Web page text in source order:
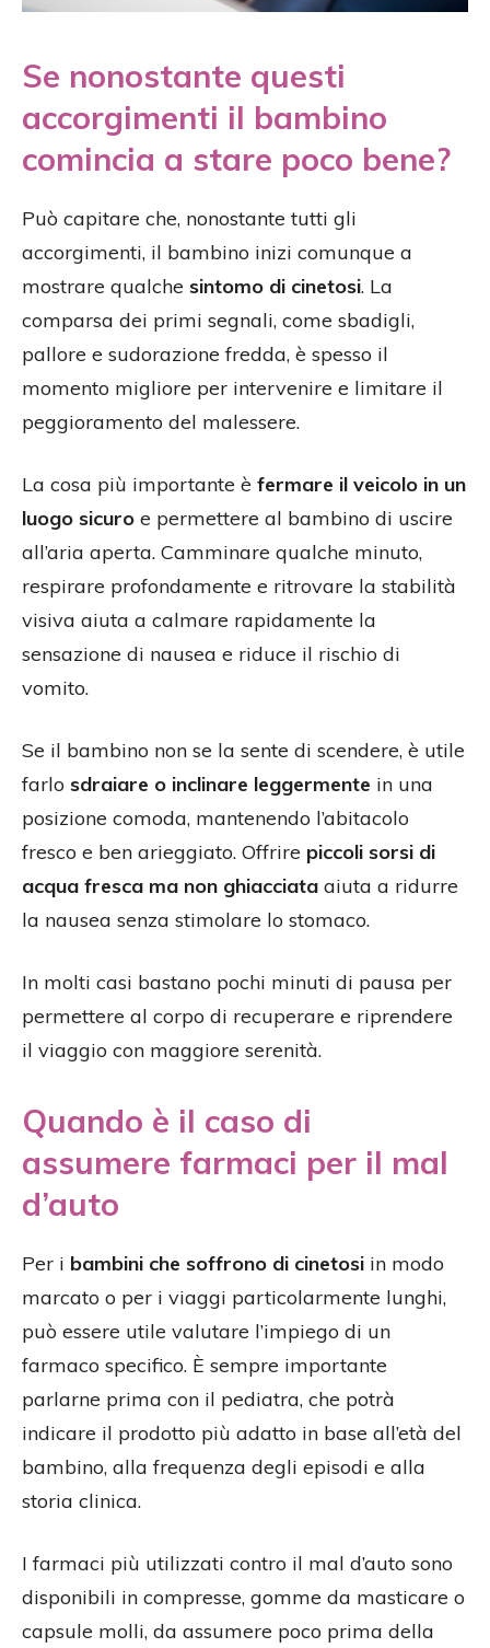
Se nonostante questi
accorgimenti il bambino
comincia a stare poco bene?
Può capitare che, nonostante tutti gli
accorgimenti, il bambino inizi comunque a
mostrare qualche sintomo di cinetosi. La
comparsa dei primi segnali, come sbadigli,
pallore e sudorazione fredda, è spesso il
momento migliore per intervenire e limitare il
peggioramento del malessere.
La cosa più importante è fermare il veicolo in un
luogo sicuro e permettere al bambino di uscire
all’aria aperta. Camminare qualche minuto,
respirare profondamente e ritrovare la stabilità
visiva aiuta a calmare rapidamente la
sensazione di nausea e riduce il rischio di
vomito.
Se il bambino non se la sente di scendere, è utile
farlo sdraiare o inclinare leggermente in una
posizione comoda, mantenendo l’abitacolo
fresco e ben arieggiato. Offrire piccoli sorsi di
acqua fresca ma non ghiacciata aiuta a ridurre
la nausea senza stimolare lo stomaco.
In molti casi bastano pochi minuti di pausa per
permettere al corpo di recuperare e riprendere
il viaggio con maggiore serenità.
Quando è il caso di
assumere farmaci per il mal
d’auto
Per i bambini che soffrono di cinetosi in modo
marcato o per i viaggi particolarmente lunghi,
può essere utile valutare l’impiego di un
farmaco specifico. È sempre importante
parlarne prima con il pediatra, che potrà
indicare il prodotto più adatto in base all’età del
bambino, alla frequenza degli episodi e alla
storia clinica.
I farmaci più utilizzati contro il mal d’auto sono
disponibili in compresse, gomme da masticare o
capsule molli, da assumere poco prima della